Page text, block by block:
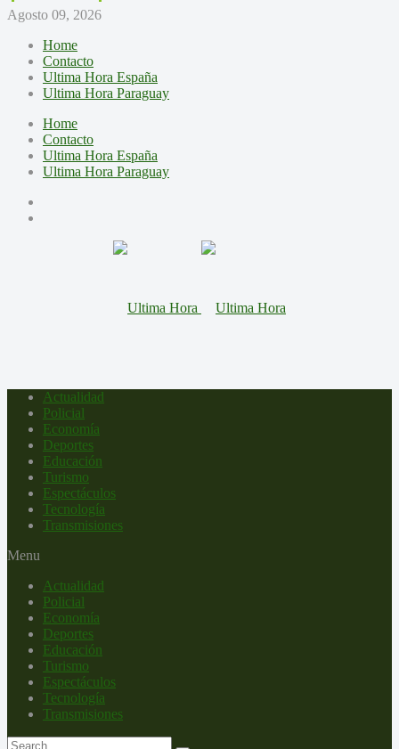
Agosto 09, 2026
Home
Contacto
Ultima Hora España
Ultima Hora Paraguay
Home
Contacto
Ultima Hora España
Ultima Hora Paraguay
Actualidad
Policial
Economía
Deportes
Educación
Turismo
Espectáculos
Tecnología
Transmisiones
Menu
Actualidad
Policial
Economía
Deportes
Educación
Turismo
Espectáculos
Tecnología
Transmisiones